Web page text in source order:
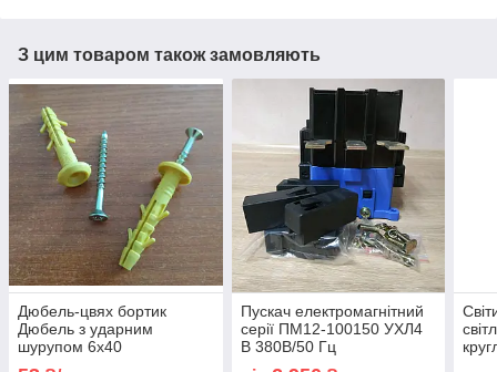
З цим товаром також замовляють
Дюбель-цвях бортик
Дюбель з ударним
шурупом 6х40
Пускач електромагнітний
серії ПМ12-100150 УХЛ4
В 380В/50 Гц